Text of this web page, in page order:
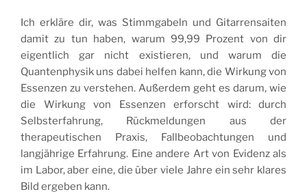
Ich erkläre dir, was Stimmgabeln und Gitarrensaiten
damit zu tun haben, warum 99,99 Prozent von dir
eigentlich gar nicht existieren, und warum die
Quantenphysik uns dabei helfen kann, die Wirkung von
Essenzen zu verstehen. Außerdem geht es darum, wie
die Wirkung von Essenzen erforscht wird: durch
Selbsterfahrung, Rückmeldungen aus der
therapeutischen Praxis, Fallbeobachtungen und
langjährige Erfahrung. Eine andere Art von Evidenz als
im Labor, aber eine, die über viele Jahre ein sehr klares
Bild ergeben kann.